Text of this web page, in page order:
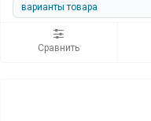
варианты товара
Сравнить